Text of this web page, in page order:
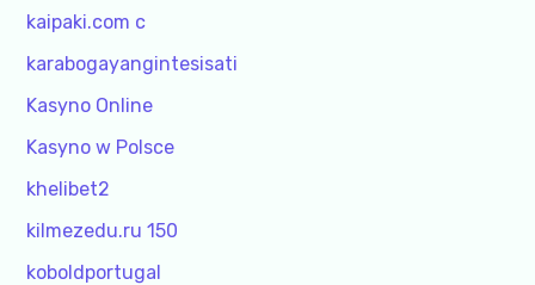
kaipaki.com c
karabogayangintesisati
Kasyno Online
Kasyno w Polsce
khelibet2
kilmezedu.ru 150
koboldportugal